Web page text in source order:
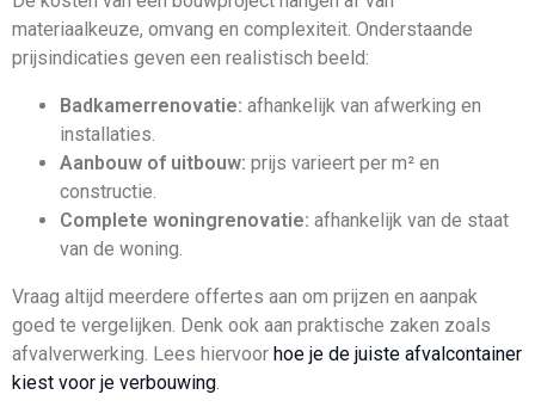
materiaalkeuze, omvang en complexiteit. Onderstaande
prijsindicaties geven een realistisch beeld:
Badkamerrenovatie: afhankelijk van afwerking en
installaties.
Aanbouw of uitbouw: prijs varieert per m² en
constructie.
Complete woningrenovatie: afhankelijk van de staat
van de woning.
Vraag altijd meerdere offertes aan om prijzen en aanpak
goed te vergelijken. Denk ook aan praktische zaken zoals
afvalverwerking. Lees hiervoor hoe je de juiste afvalcontainer
kiest voor je verbouwing.